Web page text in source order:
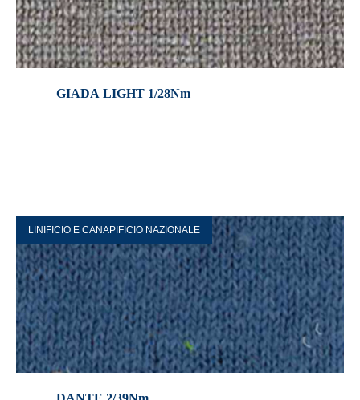
GIADA LIGHT 1/28Nm
LINIFICIO E CANAPIFICIO NAZIONALE